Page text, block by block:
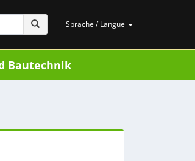
Sprache / Langue
Bautechnik